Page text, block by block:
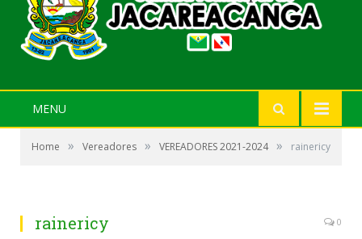
MENU
Home » Vereadores » VEREADORES 2021-2024 » rainericy
rainericy 0